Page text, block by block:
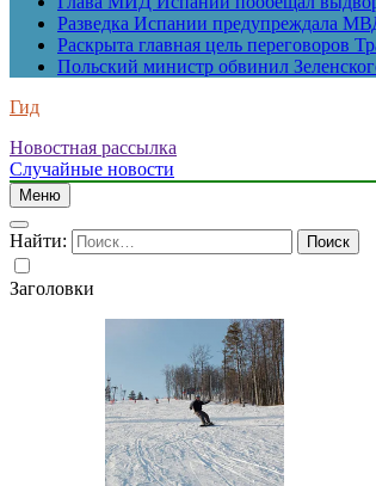
Разведка Испании предупреждала
Раскрыта главная цель переговоров
Польский министр обвинил
Гид
Новостная рассылка
Случайные новости
Меню
Найти:
Заголовки